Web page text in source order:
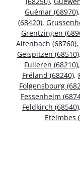
Guémar (68970),
(68420),
Grentzingen
Altenbach (68760),
Geispitzen (68510),
Fulleren (68210),
Fréland (68240),
Folgensbourg
Fessenheim
Feldkirch (68540),
Eteimbes